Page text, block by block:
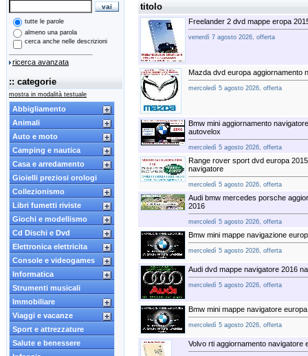
tutte le parole
almeno una parola
cerca anche nelle descrizioni
ricerca avanzata
:: categorie
mostra in modalità testuale
Abbigliamento
Animali
Auto e moto
Camping e nautica
Casa e arredamento
Gioielli preziosi orologi
Collezionismo
Libri fumetti riviste
Giochi e modellismo
Cd Dischi e Dvd
Elettronica elettricita
Console e videogames
Informatica
Strumenti musicali
Immobiliare
Viaggi e vacanze
Sport e attrezzature
Salute e benessere
titolo
Freelander 2 dvd mappe eropa
venerdì 7 agosto 2026, offerta
Mazda dvd europa aggiornamento
mercoledì 5 agosto 2026, offerta
Bmw mini aggiornamento
autovelox
mercoledì 5 agosto 2026, offerta
Range rover sport dvd europa
navigatore
mercoledì 5 agosto 2026, offerta
Audi bmw mercedes porsche
2016
mercoledì 5 agosto 2026, offerta
Bmw mini mappe navigazione
mercoledì 5 agosto 2026, offerta
Audi dvd mappe navigatore 2016
mercoledì 5 agosto 2026, offerta
Bmw mini mappe navigatore
mercoledì 5 agosto 2026, offerta
Volvo rti aggiornamento navigatore